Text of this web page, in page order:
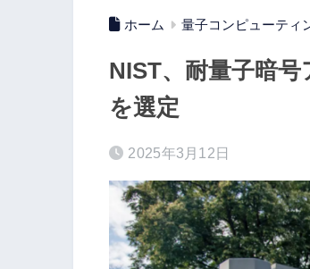
ホーム 量子コンピューティ
NIST、耐量子暗
を選定
2025年3月12日